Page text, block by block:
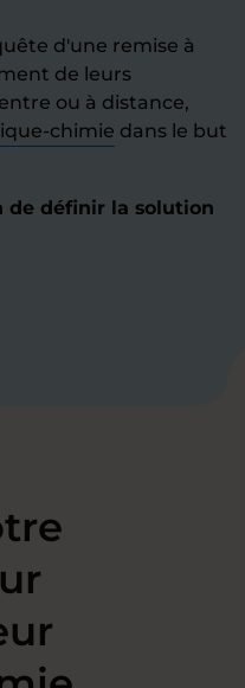
d'une remise à
de leurs
ou à distance,
chimie dans le but
de définir la solution